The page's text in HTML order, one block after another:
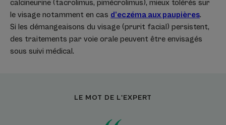
calcineurine (tacrolimus, pimécrolimus), mieux tolérés sur
le visage notamment en cas d’eczéma aux paupières.
Si les démangeaisons du visage (prurit facial) persistent,
des traitements par voie orale peuvent être envisagés
sous suivi médical.
LE MOT DE L'EXPERT